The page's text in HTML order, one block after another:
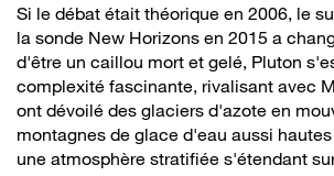
Si le débat était théorique en 2006, le
la sonde New Horizons en 2015 a
d'être un caillou mort et gelé, Pluton
complexité fascinante, rivalisant avec
ont dévoilé des glaciers d'azote en
montagnes de glace d'eau aussi
une atmosphère stratifiée s'étendant